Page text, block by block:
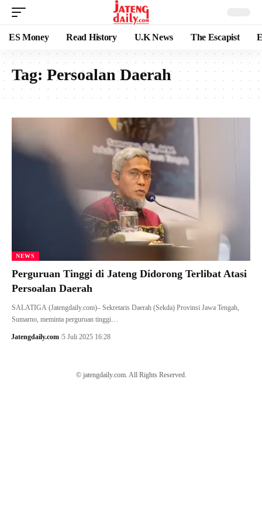
ES Money Read History U.K News The Escapist
Tag: Persoalan Daerah
NEWS
Perguruan Tinggi di Jateng Didorong Terlibat Atasi
Persoalan Daerah
SALATIGA (Jatengdaily.com)– Sekretaris Daerah (Sekda) Provinsi Jawa Tengah,
Sumarno, meminta perguruan tinggi…
Jatengdaily.com 5 Juli 2025 16:28
© jatengdaily.com. All Rights Reserved.